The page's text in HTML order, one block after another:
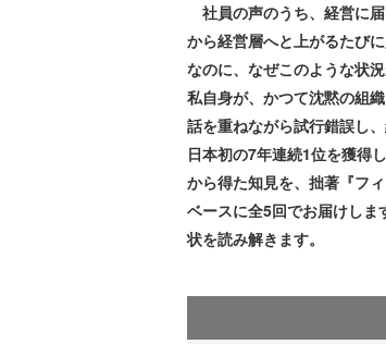
社員の声のうち、経営に
から経営層へと上がるたび
なのに、なぜこのような状
私自身が、かつて沈黙の組
話を重ねながら試行錯誤し
日本初の7年連続1位を獲得
から得た知見を、拙著『フ
ベースに全5回でお届けし
状を読み解きます。